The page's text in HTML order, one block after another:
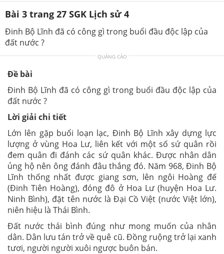
Bài 3 trang 27 SGK Lịch sử 4
Đinh Bộ Lĩnh đã có công gì trong buổi đầu độc lập của
đất nước ?
QUẢNG CÁO
Đề bài
Đinh Bộ Lĩnh đã có công gì trong buổi đầu độc lập của
đất nước ?
Lời giải chi tiết
Lớn lên gặp buổi loạn lạc, Đinh Bộ Lĩnh xây dựng lực
lượng ở vùng Hoa Lư, liên kết với một số sứ quân rồi
đem quân đi đánh các sứ quân khác. Được nhân dân
ủng hộ nên ông đánh đâu thắng đó. Năm 968, Đinh Bộ
Lĩnh thống nhất được giang sơn, lên ngôi Hoàng đế
(Đinh Tiên Hoàng), đóng đô ở Hoa Lư (huyện Hoa Lư.
Ninh Bình), đặt tên nước là Đại Cồ Việt (nước Việt lớn),
niên hiệu là Thái Bình.
Đất nước thái bình đúng như mong muốn của nhân
dân. Dân lưu tán trở về quê cũ. Đồng ruộng trở lại xanh
tươi, người người xuôi ngược buôn bán.